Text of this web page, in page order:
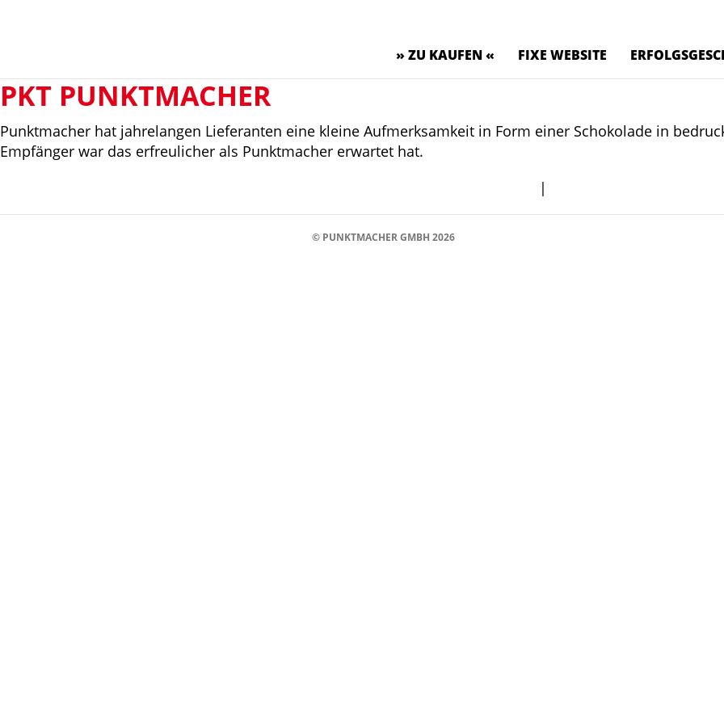
» ZU KAUFEN « FIXE WEBSITE
PKT PUNKTMACHER
Punktmacher hat jahrelangen Lieferanten eine kleine Aufmerksamkeit in Form einer Schokolade in
Empfänger war das erfreulicher als Punktmacher erwartet hat.
|
© PUNKTMACHER GMBH 2026